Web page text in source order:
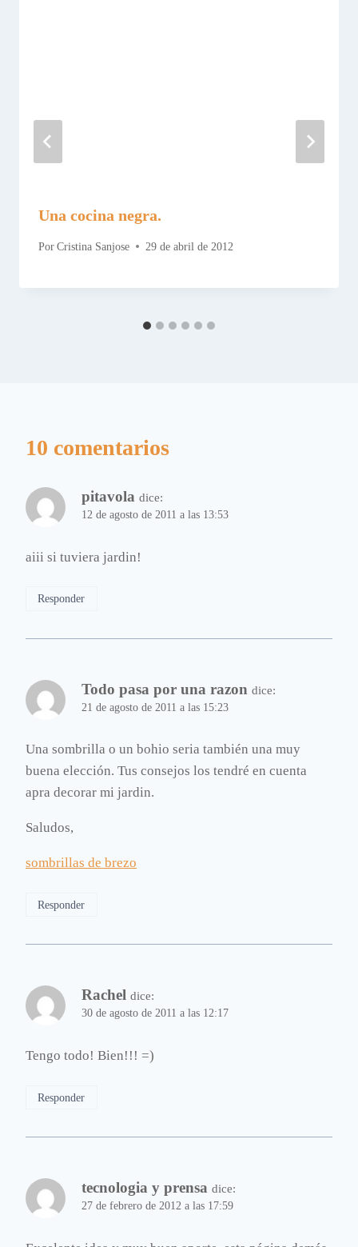
Una cocina negra.
Por Cristina Sanjose 29 de abril de 2012
10 comentarios
pitavola dice:
12 de agosto de 2011 a las 13:53
aiii si tuviera jardin!
Responder
Todo pasa por una razon dice:
21 de agosto de 2011 a las 15:23
Una sombrilla o un bohio seria también una muy
buena elección. Tus consejos los tendré en cuenta
apra decorar mi jardin.
Saludos,
sombrillas de brezo
Responder
Rachel dice:
30 de agosto de 2011 a las 12:17
Tengo todo! Bien!!! =)
Responder
tecnologia y prensa dice:
27 de febrero de 2012 a las 17:59